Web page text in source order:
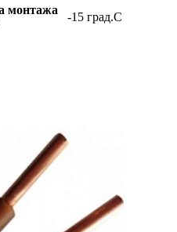
монтажа
-15 град.C